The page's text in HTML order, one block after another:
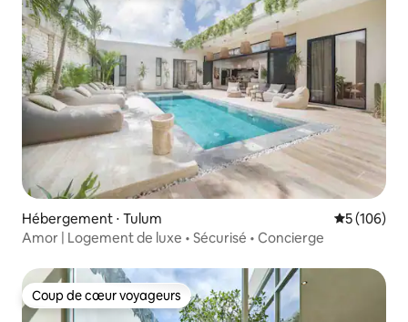
Hébergement ⋅ Tulum Évaluation
5 (106)
Amor | Logement de luxe • Sécurisé • Concierge
Coup de cœur voyageurs
Coup de cœur voyageurs